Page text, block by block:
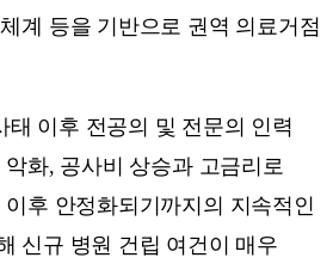
계 등을 기반으로 권역 의료거점
태 이후 전공의 및 전문의 인력
화, 공사비 상승과 고금리로
후 안정화되기까지의 지속적인
신규 병원 건립 여건이 매우